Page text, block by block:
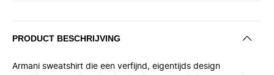
PRODUCT BESCHRIJVING
Armani sweatshirt die een verfijnd, eigentijds design